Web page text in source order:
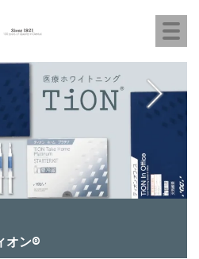
ジ
ー
to your quality of life
フロー
ーブック」公開
ブロック テクノロジーブッ
オン®
DH
/ 318 Prime
発売